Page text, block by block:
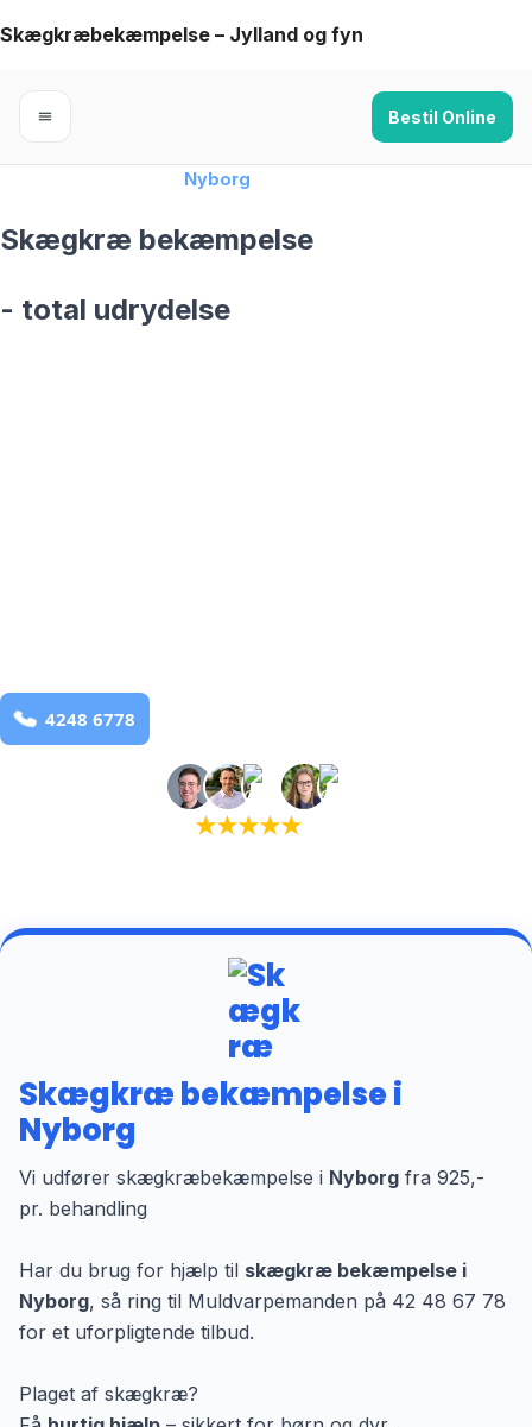
Skip
content
Skægkræbekæmpelse – Jylland og fyn
Bestil Online
Nyborg
Skægkræ bekæmpelse
- total udrydelse
★★★★★
Skægkræ bekæmpelse i
Nyborg
Vi udfører skægkræbekæmpelse i Nyborg fra 925,-
pr. behandling
Har du brug for hjælp til skægkræ bekæmpelse i
Nyborg, så ring til Muldvarpemanden på 42 48 67 78
for et uforpligtende tilbud.
Plaget af skægkræ?